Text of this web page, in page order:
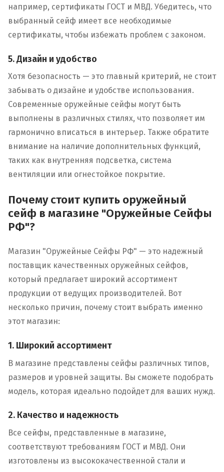
например, сертификаты ГОСТ и МВД. Убедитесь, что
выбранный сейф имеет все необходимые
сертификаты, чтобы избежать проблем с законом.
5. Дизайн и удобство
Хотя безопасность — это главный критерий, не стоит
забывать о дизайне и удобстве использования.
Современные оружейные сейфы могут быть
выполнены в различных стилях, что позволяет им
гармонично вписаться в интерьер. Также обратите
внимание на наличие дополнительных функций,
таких как внутренняя подсветка, система
вентиляции или огнестойкое покрытие.
Почему стоит купить оружейный
сейф в магазине "Оружейные Сейфы
РФ"?
Магазин "Оружейные Сейфы РФ" — это надежный
поставщик качественных оружейных сейфов,
который предлагает широкий ассортимент
продукции от ведущих производителей. Вот
несколько причин, почему стоит выбрать именно
этот магазин:
1. Широкий ассортимент
В магазине представлены сейфы различных типов,
размеров и уровней защиты. Вы сможете подобрать
модель, которая идеально подойдет для ваших нужд.
2. Качество и надежность
Все сейфы, представленные в магазине,
соответствуют требованиям ГОСТ и МВД. Они
изготовлены из высококачественной стали и